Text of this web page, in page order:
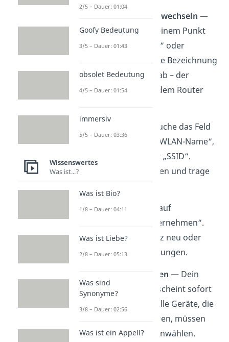
Zum WLAN-Bereich wechseln —
Suche im Menü nach einem Punkt
wie „WLAN“, „Wireless“ oder
„Funknetz“. Die genaue Bezeichnung
hängt vom Hersteller ab – der
Bereich ist aber auf jedem Router
— Suche das Feld
mit der Bezeichnung „WLAN-Name“,
„Netzwerkname“ oder „SSID“.
Lösche den alten Namen und trage
6.Speichern— Klicke auf
„Speichern“ oder „Übernehmen“.
Der Router startet kurz neu oder
aktualisiert die Einstellungen.
Geräte neu verbinden — Dein
neuer WLAN-Name erscheint sofort
in der Netzwerkliste. Alle Geräte, die
vorher verbunden waren, müssen
sich nun einmal neu einwählen.
2/5 – Dauer: 01:04
Goofy Bedeutung
3/5 – Dauer: 01:43
obsolet Bedeutung
4/5 – Dauer: 01:54
immersiv
5/5 – Dauer: 03:36
Wissenswertes
Was ist...?
Was ist Bio?
1/8 – Dauer: 04:11
Was ist Liebe?
2/8 – Dauer: 05:13
Was sind
Synonyme?
3/8 – Dauer: 02:56
Was ist ein Appell?